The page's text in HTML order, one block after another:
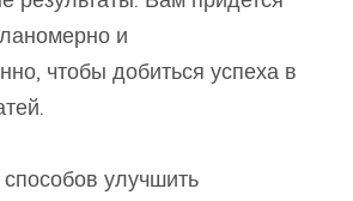
и
чтобы добиться успеха в
улучшить